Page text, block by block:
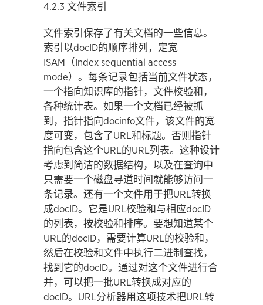
4.2.3 文件索引
文件索引保存了有关文档的一些信息。
索引以docID的顺序排列，定宽
ISAM（Index sequential access
mode）。每条记录包括当前文件状态，
一个指向知识库的指针，文件校验和，
各种统计表。如果一个文档已经被抓
到，指针指向docinfo文件，该文件的宽
度可变，包含了URL和标题。否则指针
指向包含这个URL的URL列表。这种设计
考虑到简洁的数据结构，以及在查询中
只需要一个磁盘寻道时间就能够访问一
条记录。还有一个文件用于把URL转换
成docID。它是URL校验和与相应docID
的列表，按校验和排序。要想知道某个
URL的docID，需要计算URL的校验和，
然后在校验和文件中执行二进制查找，
找到它的docID。通过对这个文件进行合
并，可以把一批URL转换成对应的
docID。URL分析器用这项技术把URL转